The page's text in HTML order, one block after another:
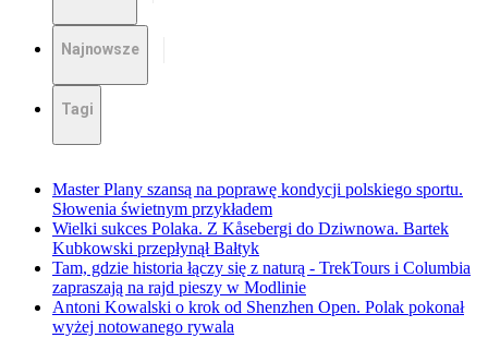
Najnowsze
Tagi
Master Plany szansą na poprawę kondycji polskiego sportu.
Słowenia świetnym przykładem
Wielki sukces Polaka. Z Kåsebergi do Dziwnowa. Bartek
Kubkowski przepłynął Bałtyk
Tam, gdzie historia łączy się z naturą - TrekTours i Columbia
zapraszają na rajd pieszy w Modlinie
Antoni Kowalski o krok od Shenzhen Open. Polak pokonał
wyżej notowanego rywala